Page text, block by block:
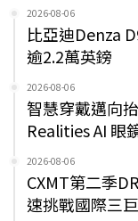
2026-08-06
比亞迪Denza
逾2.2萬英鎊
2026-08-06
智慧穿戴邁向
Realities AI 眼
2026-08-06
CXMT第二季
速挑戰國際三